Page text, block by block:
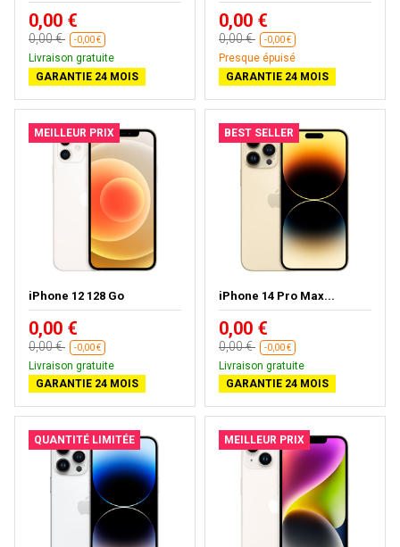
0,00 €
0,00 € -0,00 €
Livraison gratuite
GARANTIE 24 MOIS
0,00 €
0,00 € -0,00 €
Presque épuisé
GARANTIE 24 MOIS
MEILLEUR PRIX
iPhone 12 128 Go
0,00 €
0,00 € -0,00 €
Livraison gratuite
GARANTIE 24 MOIS
BEST SELLER
iPhone 14 Pro Max...
0,00 €
0,00 € -0,00 €
Livraison gratuite
GARANTIE 24 MOIS
QUANTITÉ LIMITÉE MEILLEUR PRIX